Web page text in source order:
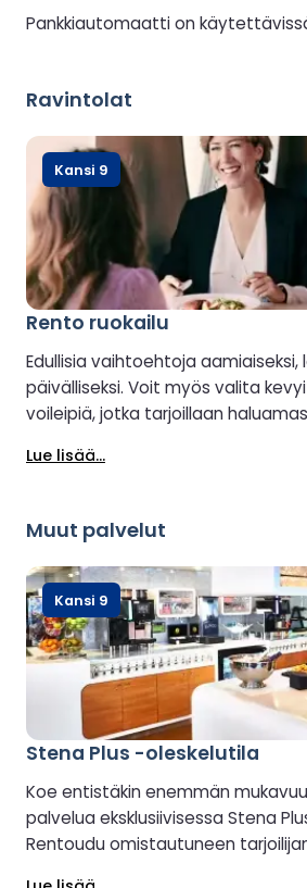
Pankkiautomaatti on
Ravintolat
Rento ruokailu
Edullisia vaihtoehtoja aamiaiseksi,
päivälliseksi. Voit myös valita
voileipiä, jotka tarjoillaan
kanssa.
Lue lisää...
Kansi 9
Muut palvelut
Stena Plus -oleskelutila
Koe entistäkin enemmän
palvelua eksklusiivisessa Stena
Rentoudu omistautuneen
Kansi 9